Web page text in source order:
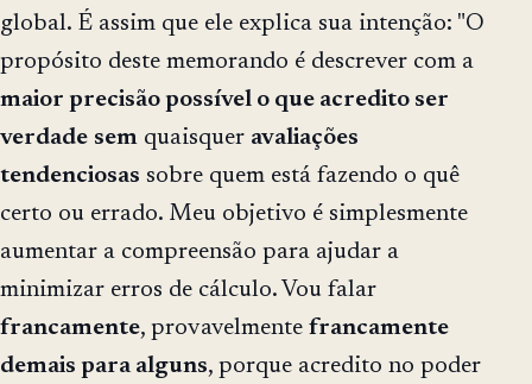
global. É assim que ele explica sua intenção: "O
propósito deste memorando é descrever com a
maior precisão possível o que acredito ser
verdade sem quaisquer avaliações
tendenciosas sobre quem está fazendo o quê
certo ou errado. Meu objetivo é simplesmente
aumentar a compreensão para ajudar a
minimizar erros de cálculo. Vou falar
francamente, provavelmente francamente
demais para alguns, porque acredito no poder